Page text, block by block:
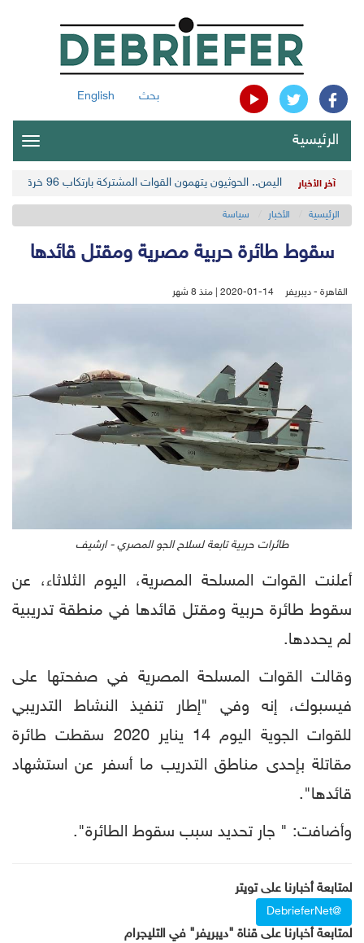
بحث English
الرئيسية
آخر الأخبار اليمن.. الحوثيون يتهمون القوات المشتركة بارتكاب 96 خرقاً في الحديدة
الرئيسية الأخبار سياسة
سقوط طائرة حربية مصرية ومقتل قائدها
القاهرة - ديبريفر 2020-01-14 | منذ 8 شهر
طائرات حربية تابعة لسلاح الجو المصري - ارشيف
أعلنت القوات المسلحة المصرية، اليوم الثلاثاء، عن
سقوط طائرة حربية ومقتل قائدها في منطقة تدريبية
لم يحددها.
وقالت القوات المسلحة المصرية في صفحتها على
فيسبوك، إنه وفي "إطار تنفيذ النشاط التدريبي
للقوات الجوية اليوم 14 يناير 2020 سقطت طائرة
مقاتلة بإحدى مناطق التدريب ما أسفر عن استشهاد
قائدها".
وأضافت: " جار تحديد سبب سقوط الطائرة".
لمتابعة أخبارنا على تويتر
@DebrieferNet
لمتابعة أخبارنا على قناة "ديبريفر" في التليجرام